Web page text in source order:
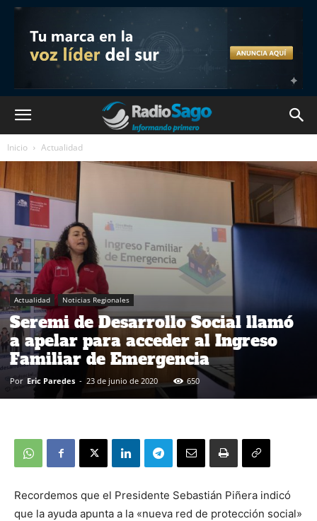
Inicio Actualidad
Actualidad Noticias Regionales
Seremi de Desarrollo Social llamó
a apelar para acceder al Ingreso
Familiar de Emergencia
Por Eric Paredes - 23 de junio de 2020 650
Recordemos que el Presidente Sebastián Piñera indicó
que la ayuda apunta a la «nueva red de protección social»